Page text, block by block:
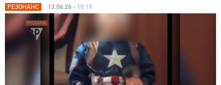
РЕЗОНАНС 13.06.26 - 10:19